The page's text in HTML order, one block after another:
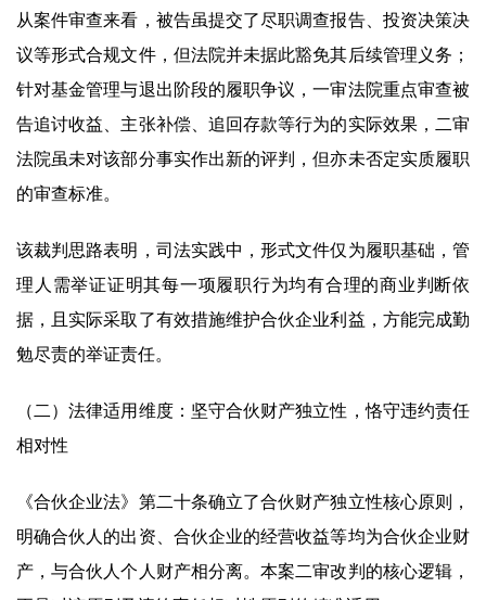
从案件审查来看，被告虽提交了尽职调查报告、投资决策决
议等形式合规文件，但法院并未据此豁免其后续管理义务；
针对基金管理与退出阶段的履职争议，一审法院重点审查被
告追讨收益、主张补偿、追回存款等行为的实际效果，二审
法院虽未对该部分事实作出新的评判，但亦未否定实质履职
的审查标准。
该裁判思路表明，司法实践中，形式文件仅为履职基础，管
理人需举证证明其每一项履职行为均有合理的商业判断依
据，且实际采取了有效措施维护合伙企业利益，方能完成勤
勉尽责的举证责任。
（二）法律适用维度：坚守合伙财产独立性，恪守违约责任
相对性
《合伙企业法》第二十条确立了合伙财产独立性核心原则，
明确合伙人的出资、合伙企业的经营收益等均为合伙企业财
产，与合伙人个人财产相分离。本案二审改判的核心逻辑，